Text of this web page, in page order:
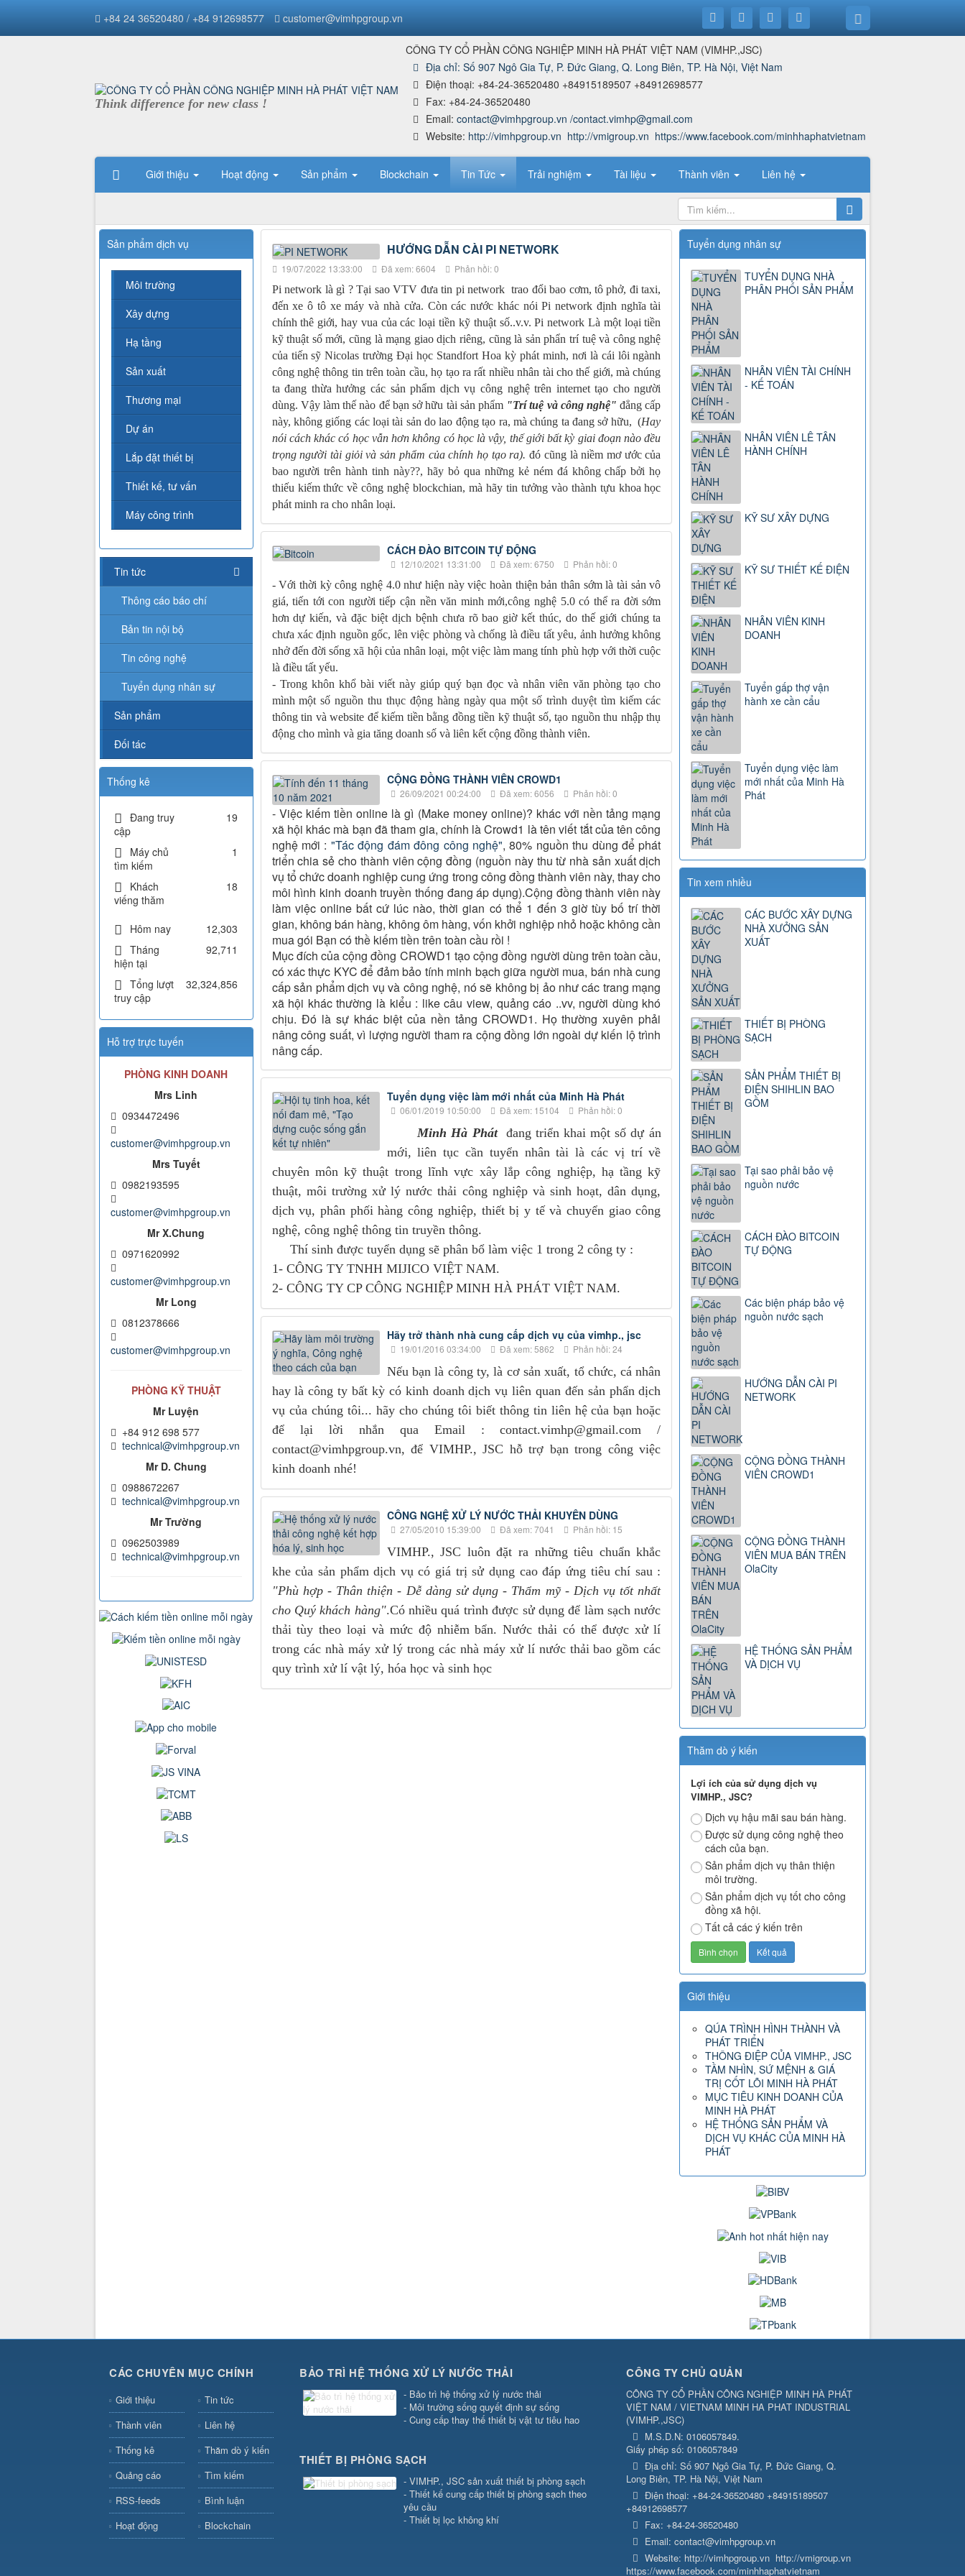
+84 24 36520480 / +84 912698577 customer@vimhpgroup.vn
Think difference for new class !
CÔNG TY CỔ PHẦN CÔNG NGHIỆP MINH HÀ PHÁT VIỆT NAM (VIMHP.,JSC)
Địa chỉ: Số 907 Ngô Gia Tự, P. Đức Giang, Q. Long Biên, TP. Hà Nội, Việt Nam
Điện thoại: +84-24-36520480 +84915189507 +84912698577
Fax: +84-24-36520480
Email: contact@vimhpgroup.vn /contact.vimhp@gmail.com
Website: http://vimhpgroup.vn http://vmigroup.vn https://www.facebook.com/minhhaphatvietnam
Giới thiệu Hoạt động Sản phẩm Blockchain Tin Tức Trải nghiệm Tài liệu Thành viên Liên hệ
HƯỚNG DẪN CÀI PI NETWORK
19/07/2022 13:33:00 Đã xem: 6604
Phản hồi: 0
Pi network là gì ? Tại sao VTV đưa tin pi network trao đổi bao cơm, tô phở, đi taxi,
đến xe ô tô xe máy và nhà cửa. Còn các nước khác nói Pi network định nghĩa tài
chính thê giới, hay vua của các loại tiền kỹ thuật số..v.v. Pi network Là một loại tiền
kỹ thuật số mới, cũng là mạng giao dịch riêng, cũng là sản phẩn trí tuệ và công nghệ
của tiến sỹ Nicolas trường Đại học Standfort Hoa kỳ phát minh, nơi là cái lôi ngành
công nghệ thông tin trên toàn cầu, họ tạo ra rất nhiều nhân tài cho thế giới, mà chúng
ta đang thừa hưởng các sản phẩm dịch vụ công nghệ trên internet tạo cho người
dùng. Vậy làm thế nào để bạn sở hữu tài sản phẩm "Trí tuệ và công nghệ"đẳng cấp
này, không giống các loại tài sản do lao động tạo ra, mà chúng ta đang sở hữu, (Hay
nói cách khác có học vẫn hơn không có học là vậy, thế giới bất kỳ giai đoạn nào đều
trọng người tài giỏi và sản phẩm của chính họ tạo ra).đó cũng là niềm mơ ước của
bao người trên hành tinh này??, hãy bỏ qua những kẻ ném đá không chấp bởi họ
thiếu kiếm thức về công nghệ blockchian, mà hãy tin tưởng vào thành tựu khoa học
phát minh ra cho nhân loại.
CÁCH ĐÀO BITCOIN TỰ ĐỘNG
12/10/2021 13:31:00 Đã xem: 6750
Phản hồi: 0
- Với thời kỳ công nghệ 4.0 như hiện này việc hoàn thiện bản thân sớm là tài sản vô
giá, tiến tới con người tiếp cận nền văn minh mới,công nghệ 5.0 có thể ra đời sớm
hơn dự kiến, và đặc biệt dịch bệnh chưa rõ bao giờ kết thúc, do thế giới chúng ta
chưa xác định nguồn gốc, lên việc phòng và chống là điều tất yêu, ảnh hưởng không
nhở đến đời sống xã hội của nhân loại, một việc làm mang tính phù hợp với thời cuộc
là điều tất yếu.
- Trong khôn khổ bài viết này giúp quý bạn đọc và nhân viên văn phòng tạo cho
mình một số nguồn thu thục động hàng ngày qua một số trình duyệt tìm kiếm các
thông tin và website để kiếm tiền bằng đồng tiền kỹ thuật số, tạo nguồn thu nhập thụ
động cho mình và gia tăng doanh số và liên kết cộng đồng thành viên.
CỘNG ĐỒNG THÀNH VIÊN CROWD1
26/09/2021 00:24:00 Đã xem: 6056 Phản hồi: 0
- Việc kiếm tiền online là gì (Make money online)? khác với nền tảng mạng
xã hội khác mà bạn đã tham gia, chính là Crowd1 là tên viết tắt của tên công
nghệ mới : "Tác động đám đông công nghệ", 80% nguồn thu dùng để phát
triển chia sẻ cho thành viên cộng đồng (nguồn này thu từ nhà sản xuất dịch
vụ tổ chức doanh nghiệp cung ứng trong công đồng thành viên này, thay cho
môi hình kinh doanh truyền thống đang áp dụng).Cộng đồng thành viên này
làm việc online bất cứ lúc nào, thời gian có thể 1 đến 3 giờ tùy bố trí thời
gian, không bán hàng, không ôm hàng, vốn khởi nghiệp nhỏ hoặc không cần
mua gói Bạn có thề kiếm tiền trên toàn cầu rồi !
Mục đích của cộng đồng CROWD1 tạo cộng đồng người dùng trên toàn cầu,
có xác thực KYC để đảm bảo tính minh bạch giữa người mua, bán nhà cung
cấp sản phẩm dịch vụ và công nghệ, nó sẽ không bị ảo như các trang mạng
xã hội khác thường là kiểu : like câu view, quảng cáo ..vv, người dùng khó
chịu. Đó là sự khác biệt của nền tảng CROWD1. Họ thường xuyên phải
nâng công suất, vì lượng người tham ra cộng đồng lớn ngoài dự kiến lộ trình
nâng cấp.
Tuyển dụng việc làm mới nhất của Minh Hà Phát
06/01/2019 10:50:00 Đã xem: 15104 Phản hồi: 0
Minh Hà Phátđang triển khai một số dự án
mới, liên tục cần tuyển nhân tài là các vị trí về
chuyên môn kỹ thuật trong lĩnh vực xây lắp công nghiệp, hạ tầng kỹ
thuật, môi trường xử lý nước thải công nghiệp và sinh hoạt, dân dụng,
dịch vụ, phân phối hàng công nghiệp, thiết bị y tế và chuyển giao công
nghệ, công nghệ thông tin truyền thông.
Thí sinh được tuyển dụng sẽ phân bổ làm việc 1 trong 2 công ty :
1- CÔNG TY TNHH MIJICO VIỆT NAM.
2- CÔNG TY CP CÔNG NGHIỆP MINH HÀ PHÁT VIỆT NAM.
Hãy trở thành nhà cung cấp dịch vụ của vimhp., jsc
19/01/2016 03:34:00 Đã xem: 5862 Phản hồi: 24
Nếu bạn là công ty, là cơ sản xuất, tổ chức, cá nhân
hay là công ty bất kỳ có kinh doanh dịch vụ liên quan đến sản phẩn dịch
vụ của chúng tôi... hãy cho chúng tôi biết thông tin liên hệ của bạn hoặc
để lại lời nhắn qua Email : contact.vimhp@gmail.com /
contact@vimhpgroup.vn, để VIMHP., JSC hỗ trợ bạn trong công việc
kinh doanh nhé!
CÔNG NGHỆ XỬ LÝ NƯỚC THẢI KHUYÊN DÙNG
27/05/2010 15:39:00 Đã xem: 7041 Phản hồi: 15
VIMHP., JSC luôn đặt ra những tiêu chuẩn khắc
khe của sản phẩm dịch vụ có giá trị sử dụng cao đáp ứng tiêu chí sau :
"Phù hợp - Thân thiện - Dễ dàng sử dụng - Thẩm mỹ - Dịch vụ tốt nhất
cho Quý khách hàng".Có nhiều quá trình được sử dụng để làm sạch nước
thải tùy theo loại và mức độ nhiễm bẩn. Nước thải có thể được xử lí
trong các nhà máy xử lý trong các nhà máy xử lí nước thải bao gồm các
quy trình xử lí vật lý, hóa học và sinh học
Tuyển dụng nhân sự
TUYỂN DỤNG NHÀ
PHÂN PHỐI SẢN PHẨM
NHÂN VIÊN TÀI CHÍNH
- KẾ TOÁN
NHÂN VIÊN LÊ TÂN
HÀNH CHÍNH
KỸ SƯ XÂY DỰNG
KỸ SƯ THIẾT KẾ ĐIỆN
NHÂN VIÊN KINH
DOANH
Tuyển gấp thợ vận
hành xe cần cẩu
Tuyển dụng việc làm
mới nhất của Minh Hà
Phát
Tin xem nhiều
CÁC BƯỚC XÂY DỰNG
NHÀ XƯỞNG SẢN
XUẤT
THIẾT BỊ PHÒNG
SẠCH
SẢN PHẨM THIẾT BỊ
ĐIỆN SHIHLIN BAO
GỒM
Tại sao phải bảo vệ
nguồn nước
CÁCH ĐÀO BITCOIN
TỰ ĐỘNG
Các biện pháp bảo vệ
nguồn nước sạch
HƯỚNG DẪN CÀI PI
NETWORK
CỘNG ĐỒNG THÀNH
VIÊN CROWD1
CỘNG ĐỒNG THÀNH
VIÊN MUA BÁN TRÊN
OlaCity
HỆ THỐNG SẢN PHẨM
VÀ DỊCH VỤ
Thăm dò ý kiến
Lợi ích của sử dụng dịch vụ
VIMHP., JSC?
Dịch vụ hậu mãi sau bán hàng.
Được sử dụng công nghệ theo
cách của bạn.
Sản phẩm dịch vụ thân thiện
môi trường.
Sản phẩm dịch vụ tốt cho công
đồng xã hội.
Tất cả các ý kiến trên
Giới thiệu
QÚA TRÌNH HÌNH THÀNH VÀ
PHÁT TRIỂN
THÔNG ĐIỆP CỦA VIMHP., JSC
TẦM NHÌN, SỨ MỆNH & GIÁ
TRỊ CỐT LÕI MINH HÀ PHÁT
MỤC TIÊU KINH DOANH CỦA
MINH HÀ PHÁT
HỆ THỐNG SẢN PHẨM VÀ
DỊCH VỤ KHÁC CỦA MINH HÀ
PHÁT
Sản phẩm dịch vụ
Môi trường
Xây dựng
Hạ tầng
Sản xuất
Thương mại
Dự án
Lắp đặt thiết bị
Thiết kế, tư vấn
Máy công trình
Tin tức
Thông cáo báo chí
Bản tin nội bộ
Tin công nghệ
Tuyển dụng nhân sự
Sản phẩm
Đối tác
Thống kê
Đang truy
cập
19
Máy chủ
tìm kiếm
1
Khách
viếng thăm
18
Hôm nay
12,303
Tháng
hiện tại
92,711
Tổng lượt
truy cập
32,324,856
Hỗ trợ trực tuyến
PHÒNG KINH DOANH
Mrs Linh
0934472496
customer@vimhpgroup.vn
Mrs Tuyết
0982193595
customer@vimhpgroup.vn
Mr X.Chung
0971620992
customer@vimhpgroup.vn
Mr Long
0812378666
customer@vimhpgroup.vn
PHÒNG KỸ THUẬT
Mr Luyện
+84 912 698 577
technical@vimhpgroup.vn
Mr D. Chung
0988672267
technical@vimhpgroup.vn
Mr Trường
0962503989
technical@vimhpgroup.vn
CÁC CHUYÊN MỤC CHÍNH
Giới thiệu
Tin tức
Thành viên
Liên hệ
Thống kê
Thăm dò ý kiến
Quảng cáo
Tìm kiếm
RSS-feeds
Bình luận
Hoạt động
Blockchain
BẢO TRÌ HỆ THỐNG XỬ LÝ NƯỚC THẢI
- Bảo trì hệ thống xử lý nước thải
- Môi trường sống quyết định sự sống
- Cung cấp thay thế thiết bị vật tư tiêu hao
THIẾT BỊ PHÒNG SẠCH
- VIMHP., JSC sản xuất thiết bị phòng sạch
- Thiết kế cung cấp thiết bị phòng sạch theo
yêu cầu
- Thiết bị lọc không khí
CÔNG TY CHỦ QUẢN
CÔNG TY CỔ PHẦN CÔNG NGHIỆP MINH HÀ PHÁT
VIỆT NAM / VIETNAM MINH HA PHAT INDUSTRIAL
(VIMHP.,JSC)
M.S.D.N: 0106057849.
Giấy phép số: 0106057849
Địa chỉ: Số 907 Ngô Gia Tự, P. Đức Giang, Q.
Long Biên, TP. Hà Nội, Việt Nam
Điện thoại: +84-24-36520480 +84915189507
+84912698577
Fax: +84-24-36520480
Email: contact@vimhpgroup.vn
Website: http://vimhpgroup.vn http://vmigroup.vn
https://www.facebook.com/minhhaphatvietnam